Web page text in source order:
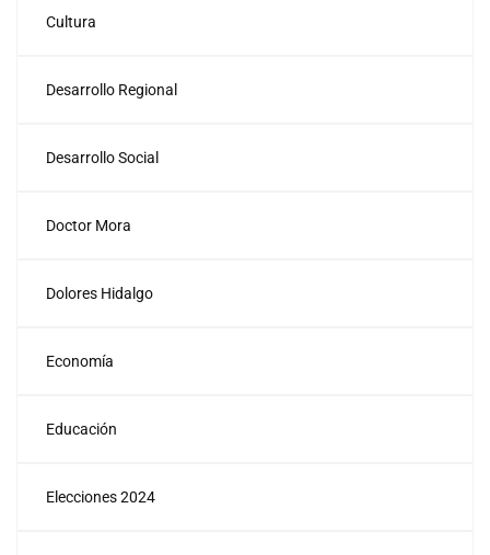
Cultura
Desarrollo Regional
Desarrollo Social
Doctor Mora
Dolores Hidalgo
Economía
Educación
Elecciones 2024